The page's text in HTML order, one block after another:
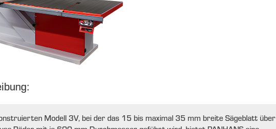
Modell 3V, bei der das 15 bis maximal 35 mm breite Sägeblatt über